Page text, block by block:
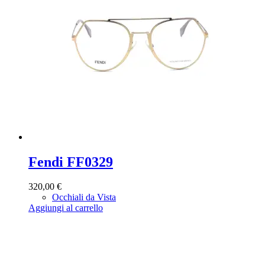
Fendi FF0329
320,00 €
Occhiali da Vista
Aggiungi al carrello